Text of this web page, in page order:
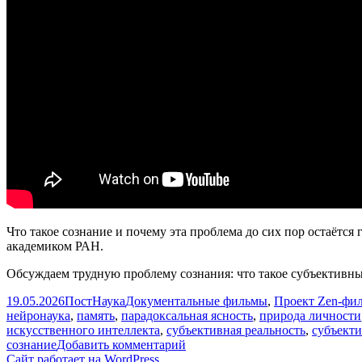
Что такое сознание и почему эта проблема до сих пор
академиком РАН.
Обсуждаем трудную проблему сознания: что такое
Опубликовано
19.05.2026Автор
ПостНаукаРубрики
Документальные фильмы, Проект Zen-
нейронаука, память, парадоксальная ясность, природа личности
искусственного интеллекта, субъективная реальность,
сознаниеДобавить комментарий